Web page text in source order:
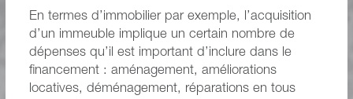
En termes d’immobilier par exemple, l’acquisition
d’un immeuble implique un certain nombre de
dépenses qu’il est important d’inclure dans le
financement : aménagement, améliorations
locatives, déménagement, réparations en tous